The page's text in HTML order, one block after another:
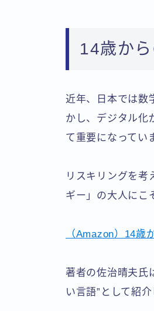
14歳か
近年、日本では数
かし、デジタル化
て重要になってい
リスキリングを考
ギー」の大人にこ
（Amazon）14歳
著者の佐治晴夫氏
い言語”として紹介